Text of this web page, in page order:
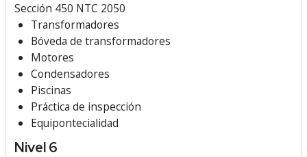
Sección 450 NTC 2050
Transformadores
Bóveda de transformadores
Motores
Condensadores
Piscinas
Práctica de inspección
Equipontecialidad
Nivel 6